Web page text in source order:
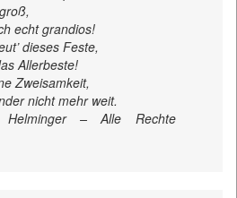
echt grandios!
dieses Feste,
Allerbeste!
Zweisamkeit,
nicht mehr weit.
– Alle Rechte